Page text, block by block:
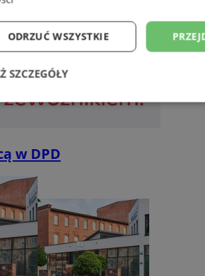
w DPD
ODRZUĆ WSZYSTKIE
SZCZEGÓŁY
Wydajność
Wydajność Targetowanie